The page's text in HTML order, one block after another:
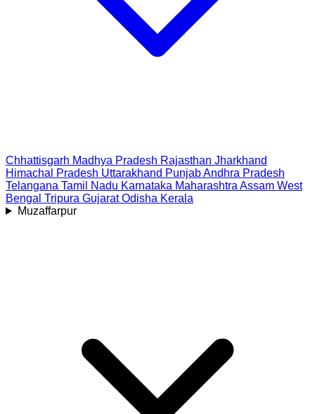
Chhattisgarh Madhya Pradesh Rajasthan Jharkhand
Himachal Pradesh Uttarakhand PunjabAndhra Pradesh
Telangana Tamil Nadu Karnataka Maharashtra Assam West
Bengal Tripura Gujarat Odisha Kerala
Muzaffarpur